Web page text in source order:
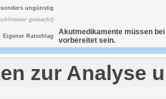
ungünstig
gemacht)
Eigener Ratschlag
Akutmedikamente müssen
vorbereitet sein.
zur Analyse